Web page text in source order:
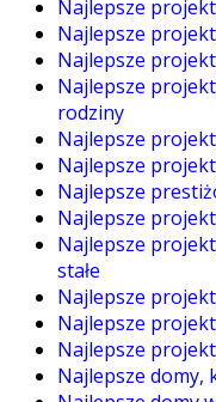
Najlepsze
Najlepsze
Najlepsze
Najlepsze
rodziny
Najlepsze
Najlepsze
Najlepsze
Najlepsze
Najlepsze
stałe
Najlepsze
Najlepsze
Najlepsze
Najlepsze domy,